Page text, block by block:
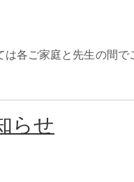
各ご家庭と先生の間で
らせ